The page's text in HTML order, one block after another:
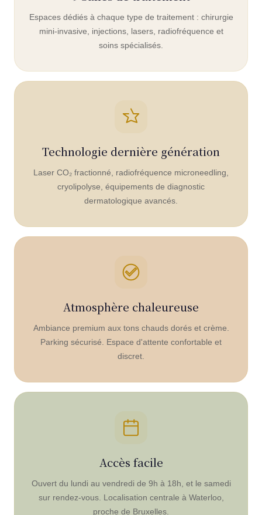
Espaces dédiés à chaque type de traitement : chirurgie
mini-invasive, injections, lasers, radiofréquence et
soins spécialisés.
Technologie dernière génération
Laser CO₂ fractionné, radiofréquence microneedling,
cryolipolyse, équipements de diagnostic
dermatologique avancés.
Atmosphère chaleureuse
Ambiance premium aux tons chauds dorés et crème.
Parking sécurisé. Espace d'attente confortable et
discret.
Accès facile
Ouvert du lundi au vendredi de 9h à 18h, et le samedi
sur rendez-vous. Localisation centrale à Waterloo,
proche de Bruxelles.